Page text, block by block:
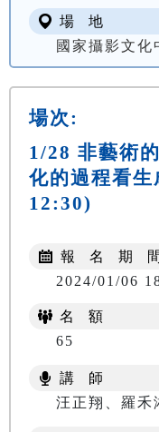
場 地
國家攝影文化
場次:
1/28 非藝術
化的過程看
12:30)
報 名 期 間
2024/01/06
名 額
65
講 師
汪正翔、羅禾